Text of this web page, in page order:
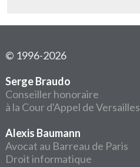
© 1996-2026
Serge Braudo
Conseiller honoraire
à la Cour d'Appel de Versailles
Alexis Baumann
Avocat au Barreau de Paris
Droit informatique